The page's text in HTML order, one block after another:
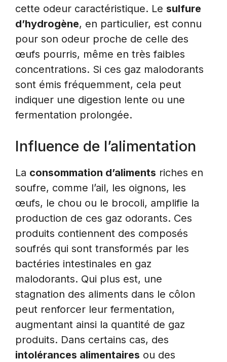
cette odeur caractéristique. Le sulfure
d’hydrogène, en particulier, est connu
pour son odeur proche de celle des
œufs pourris, même en très faibles
concentrations. Si ces gaz malodorants
sont émis fréquemment, cela peut
indiquer une digestion lente ou une
fermentation prolongée.
Influence de l’alimentation
La consommation d’aliments riches en
soufre, comme l’ail, les oignons, les
œufs, le chou ou le brocoli, amplifie la
production de ces gaz odorants. Ces
produits contiennent des composés
soufrés qui sont transformés par les
bactéries intestinales en gaz
malodorants. Qui plus est, une
stagnation des aliments dans le côlon
peut renforcer leur fermentation,
augmentant ainsi la quantité de gaz
produits. Dans certains cas, des
intolérances alimentaires ou des